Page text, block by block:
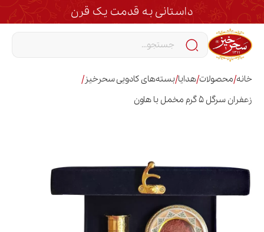
داستانی به قدمت یک قرن
خانه/محصولات/هدایا/بسته‌های کادویی سحرخیز/
زعفران سرگل 5 گرم مخمل با هاون